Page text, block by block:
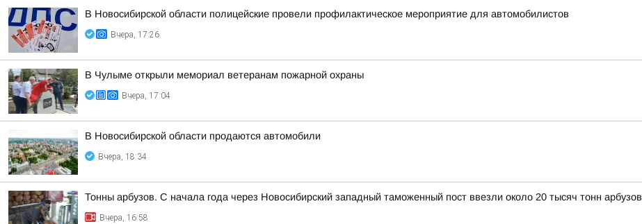
В Новосибирской области полицейские провели профилактическое мероприятие для автомобилистов
Вчера, 17:26
В Чулыме открыли мемориал ветеранам пожарной охраны
Вчера, 17:04
В Новосибирской области продаются автомобили
Вчера, 18:34
Тонны арбузов. С начала года через Новосибирский западный таможенный пост ввезли около 20 тысяч тонн арбузов
Вчера, 16:58